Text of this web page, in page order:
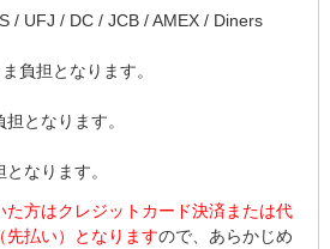
/ UFJ / DC / JCB / AMEX / Diners
負担となります。
となります。
なります。
た方はクレジットカード決済または代
先払い）となりますので、あらかじめ